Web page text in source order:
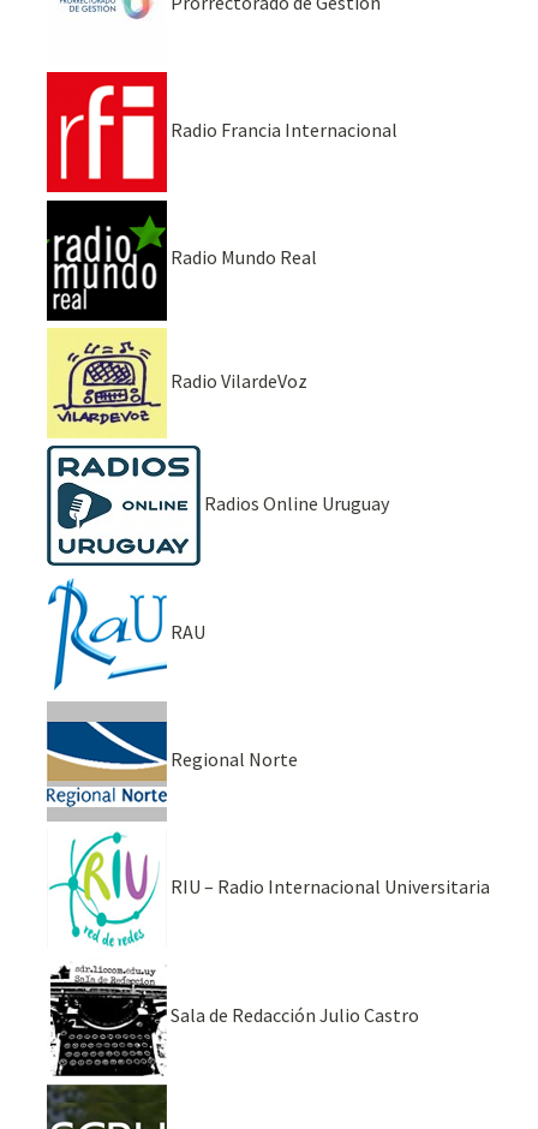
Radio Francia Internacional
Radio Mundo Real
Radio VilardeVoz
Radios Online Uruguay
RAU
Regional Norte
RIU – Radio Internacional Universitaria
Sala de Redacción Julio Castro